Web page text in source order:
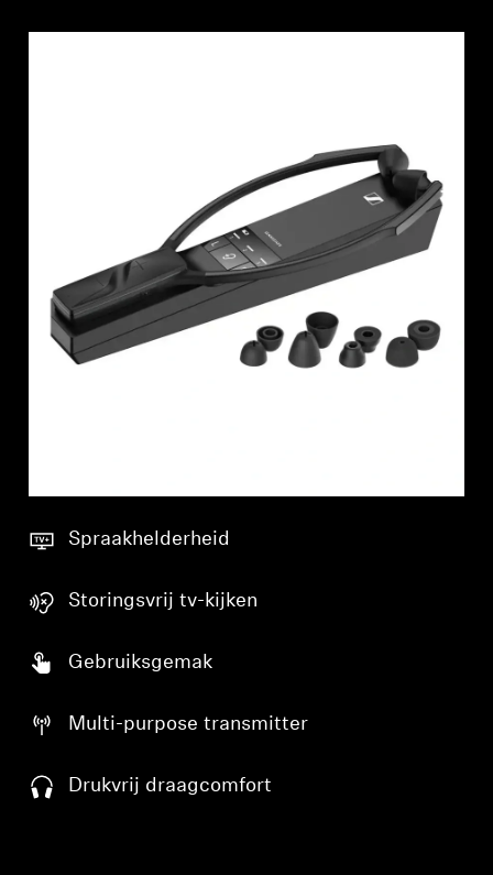
Spraakhelderheid
Storingsvrij tv-kijken
Gebruiksgemak
Multi-purpose transmitter
Drukvrij draagcomfort